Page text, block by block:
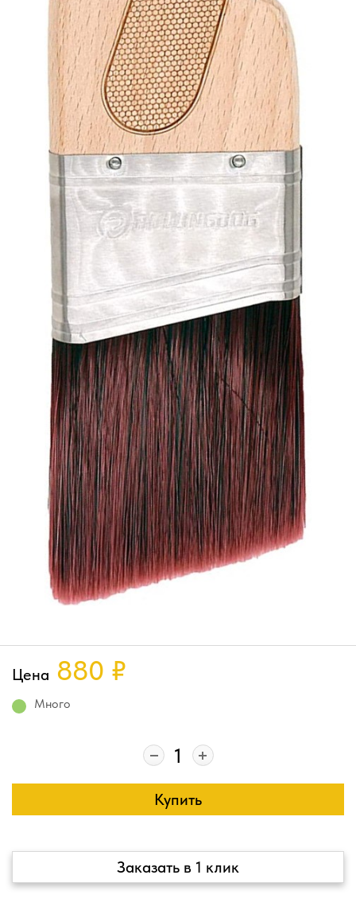
Цена 880 ₽
Много
Купить
Заказать в 1 клик